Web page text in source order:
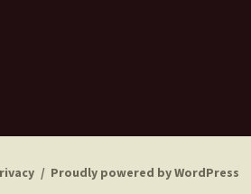
Proudly powered by WordPress